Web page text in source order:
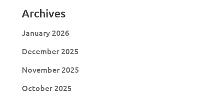
Archives
January 2026
December 2025
November 2025
October 2025